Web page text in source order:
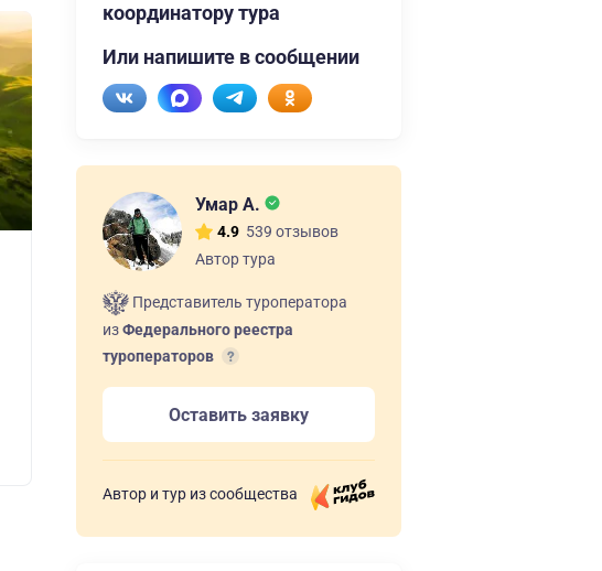
координатору тура
Или напишите в сообщении
Умар А.
4.9 539 отзывов
Автор тура
Представитель туроператора
изФедерального реестра
туроператоров
Оставить заявку
Автор и тур из сообщества